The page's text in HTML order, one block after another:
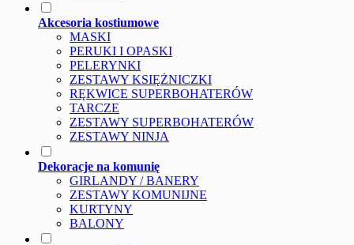
Akcesoria kostiumowe
MASKI
PERUKI I OPASKI
PELERYNKI
ZESTAWY KSIĘŻNICZKI
RĘKWICE SUPERBOHATERÓW
TARCZE
ZESTAWY SUPERBOHATERÓW
ZESTAWY NINJA
Dekoracje na komunię
GIRLANDY / BANERY
ZESTAWY KOMUNIJNE
KURTYNY
BALONY